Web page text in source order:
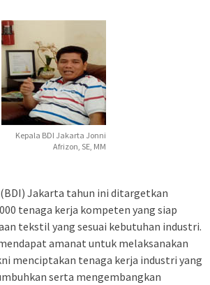
Kepala BDI Jakarta Jonni
Afrizon, SE, MM
Jakarta tahun ini ditargetkan
tenaga kerja kompeten yang siap
tekstil yang sesuai kebutuhan industri.
amanat untuk melaksanakan
menciptakan tenaga kerja industri yang
serta mengembangkan